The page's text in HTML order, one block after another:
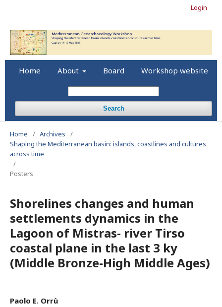
Home About Board Workshop website
Search
Login
Home / Archives
/
Shaping the Mediterranean basin: islands, coastlines and cultures
across time
/
Posters
Shorelines changes and human
settlements dynamics in the
Lagoon of Mistras- river Tirso
coastal plane in the last 3 ky
(Middle Bronze-High Middle Ages)
Paolo E. Orrù